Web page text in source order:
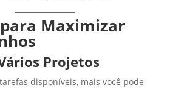
Maximizar
Projetos
disponíveis, mais você pode